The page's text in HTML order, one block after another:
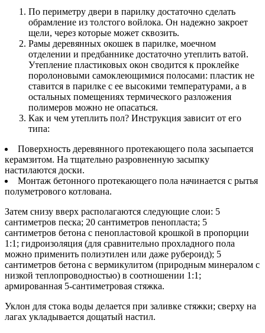
По периметру двери в парилку достаточно сделать
обрамление из толстого войлока. Он надежно закроет
щели, через которые может сквозить.
Рамы деревянных окошек в парилке, моечном
отделении и предбаннике достаточно утеплить ватой.
Утепление пластиковых окон сводится к проклейке
поролоновыми самоклеющимися полосами: пластик не
ставится в парилке с ее высокими температурами, а в
остальных помещениях термического разложения
полимеров можно не опасаться.
Как и чем утеплить пол? Инструкция зависит от его
типа:
Поверхность деревянного протекающего пола засыпается
керамзитом. На тщательно разровненную засыпку
настилаются доски.
Монтаж бетонного протекающего пола начинается с рытья
полуметрового котлована.
Затем снизу вверх располагаются следующие слои: 5
сантиметров песка; 20 сантиметров пенопласта; 5
сантиметров бетона с пенопластовой крошкой в пропорции
1:1; гидроизоляция (для сравнительно прохладного пола
можно применить полиэтилен или даже рубероид); 5
сантиметров бетона с вермикулитом (природным минералом с
низкой теплопроводностью) в соотношении 1:1;
армированная 5-сантиметровая стяжка.
Уклон для стока воды делается при заливке стяжки; сверху на
лагах укладывается дощатый настил.